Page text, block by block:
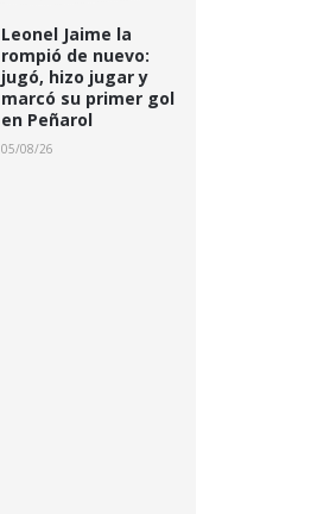
Leonel Jaime la
rompió de nuevo:
jugó, hizo jugar y
marcó su primer gol
en Peñarol
05/08/26